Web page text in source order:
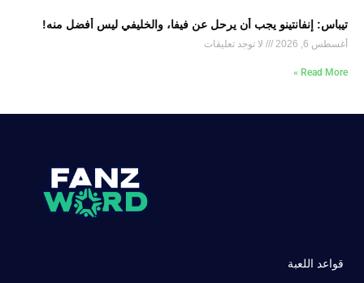
تيباس: إنفانتينو يجب أن يرحل عن فيفا، والخليفي ليس أفضل منه!
أغسطس 6, 2026 لا توجد تعليقات
Read More »
قواعد اللعبة